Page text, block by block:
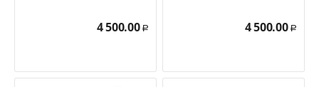
4 500.00 Р 4 500.00 Р